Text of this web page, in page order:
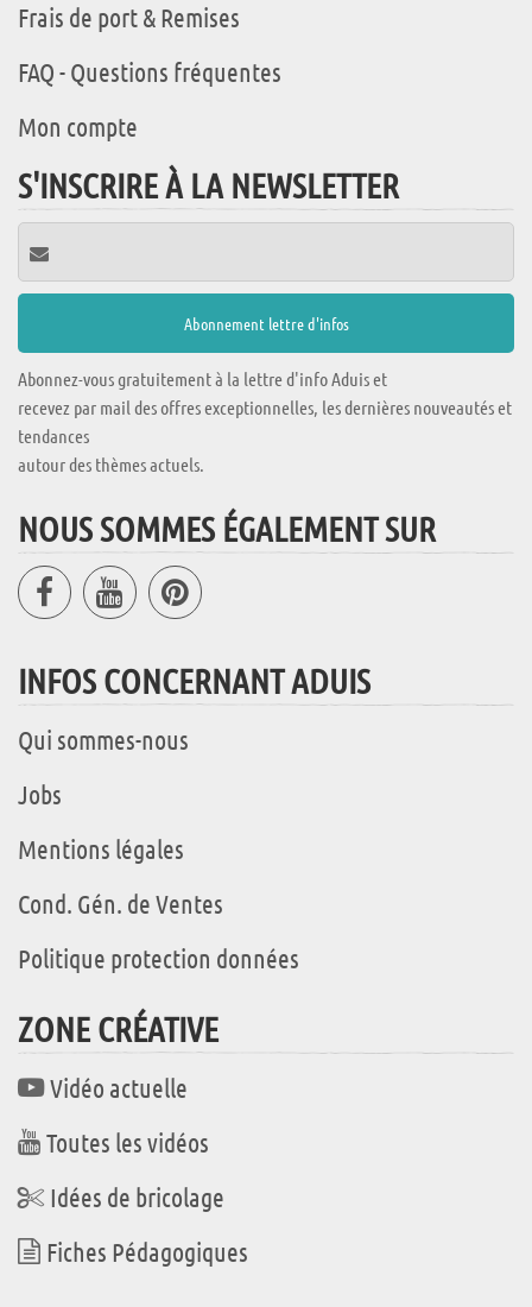
Frais de port & Remises
FAQ - Questions fréquentes
Mon compte
S'INSCRIRE À LA NEWSLETTER
Abonnez-vous gratuitement à la lettre d'info Aduis et
recevez par mail des offres exceptionnelles, les dernières nouveautés et
tendances
autour des thèmes actuels.
NOUS SOMMES ÉGALEMENT SUR
INFOS CONCERNANT ADUIS
Qui sommes-nous
Jobs
Mentions légales
Cond. Gén. de Ventes
Politique protection données
ZONE CRÉATIVE
Vidéo actuelle
Toutes les vidéos
Idées de bricolage
Fiches Pédagogiques